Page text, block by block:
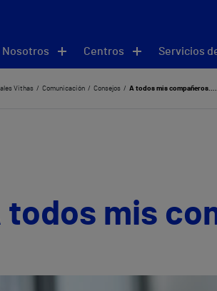
Nosotros Centros Servicios
Vithas Comunicación Consejos A todos mis compañeros….
todos mis